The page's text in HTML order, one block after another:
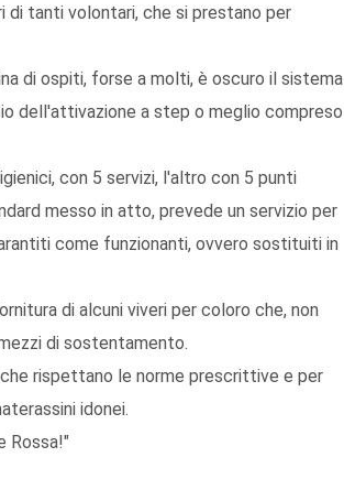
tanti volontari, che si prestano per
di ospiti, forse a molti, è oscuro il sistema
dell'attivazione a step o meglio compreso
con 5 servizi, l'altro con 5 punti
messo in atto, prevede un servizio per
come funzionanti, ovvero sostituiti in
di alcuni viveri per coloro che, non
di sostentamento.
rispettano le norme prescrittive e per
idonei.
Rossa!"